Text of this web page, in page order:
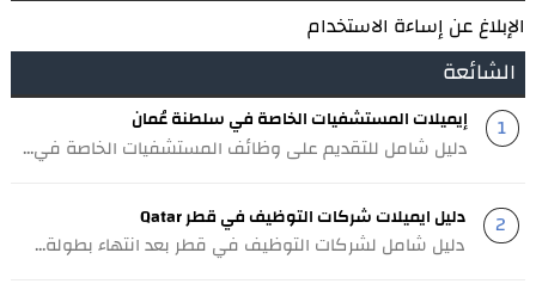
الإبلاغ عن إساءة الاستخدام
الشائعة
إيميلات المستشفيات الخاصة في سلطنة عُمان
دليل شامل للتقديم على وظائف المستشفيات الخاصة في...
دليل ايميلات شركات التوظيف في قطر Qatar
دليل شامل لشركات التوظيف في قطر بعد انتهاء بطولة...